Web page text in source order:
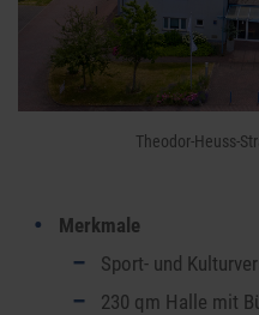
Theodor-Heuss-
Merkmale
Sport- und
230 qm Halle mit